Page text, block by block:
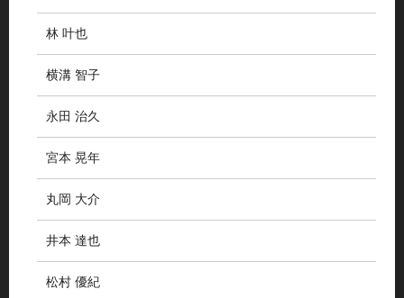
林 叶也
横溝 智子
永田 治久
宮本 晃年
丸岡 大介
井本 達也
松村 優紀